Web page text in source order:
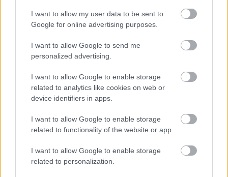
I want to allow my user data to be sent to
Google for online advertising purposes.
I want to allow Google to send me
personalized advertising.
I want to allow Google to enable storage
related to analytics like cookies on web or
device identifiers in apps.
I want to allow Google to enable storage
related to functionality of the website or app.
I want to allow Google to enable storage
related to personalization.